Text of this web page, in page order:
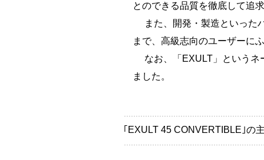
とのできる品質を徹底して追
また、開発・製造といった
まで、高級志向のユーザーに
なお、「EXULT」というネ
ました。
｢EXULT 45 CONVERTIBLE｣の